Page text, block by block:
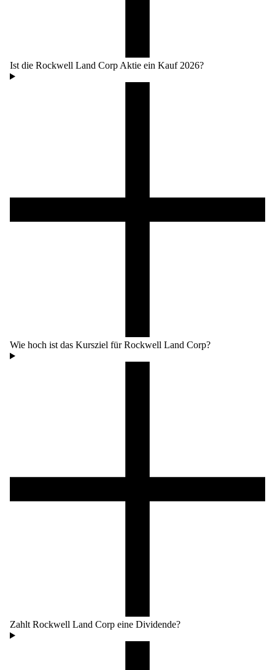
Ist die Rockwell Land Corp Aktie ein Kauf 2026?
Wie hoch ist das Kursziel für Rockwell Land Corp?
Zahlt Rockwell Land Corp eine Dividende?